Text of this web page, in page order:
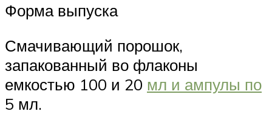
Форма выпуска
Смачивающий порошок,
запакованный во флаконы
емкостью 100 и 20 мл и ампулы по
5 мл.